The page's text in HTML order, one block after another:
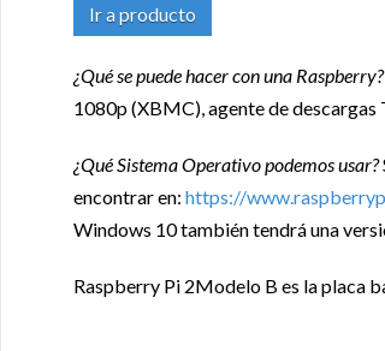
Ir a producto
¿Qué se puede hacer con una Raspberry?
1080p (XBMC), agente de
¿Qué Sistema Operativo podemos usar?
encontrar en: https://
Windows 10 también tendrá una
Raspberry Pi 2Modelo B es la placa